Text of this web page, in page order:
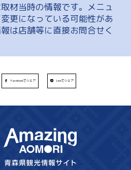
材当時の情報です。メニュ
更になっている可能性があ
は店舗等に直接お問合せく
Facebookでシェア Lineでシェア